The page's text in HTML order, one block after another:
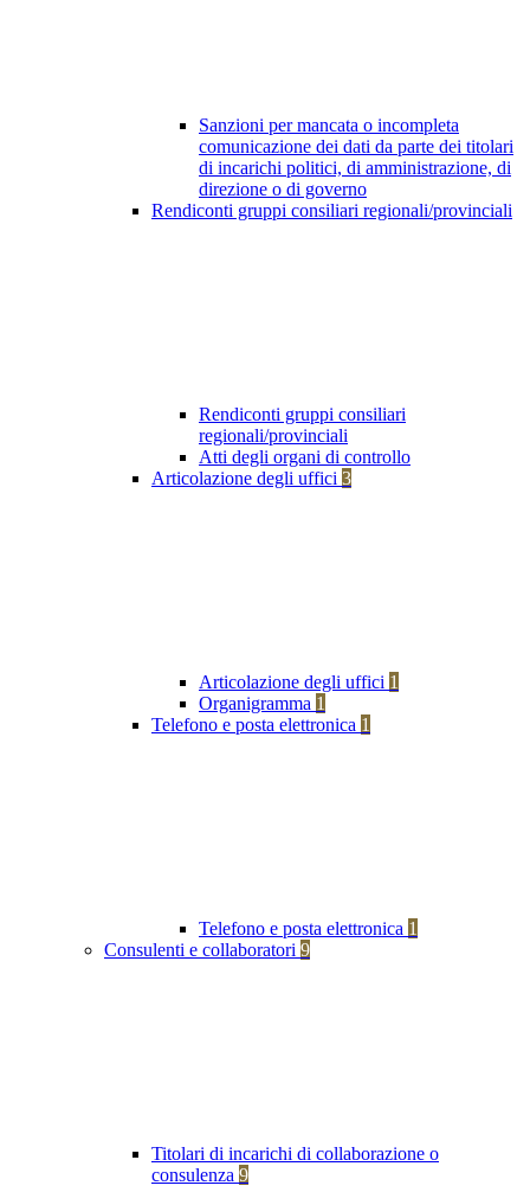
Sanzioni per mancata o incompleta
comunicazione dei dati da parte dei titolari
di incarichi politici, di amministrazione, di
direzione o di governo
Rendiconti gruppi consiliari regionali/provinciali
Rendiconti gruppi consiliari
regionali/provinciali
Atti degli organi di controllo
Articolazione degli uffici 3
Articolazione degli uffici 1
Organigramma 1
Telefono e posta elettronica 1
Telefono e posta elettronica 1
Consulenti e collaboratori 9
Titolari di incarichi di collaborazione o
consulenza 9